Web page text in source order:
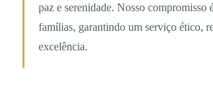
paz e serenidade. Nosso compromisso
famílias, garantindo um serviço ético,
excelência.